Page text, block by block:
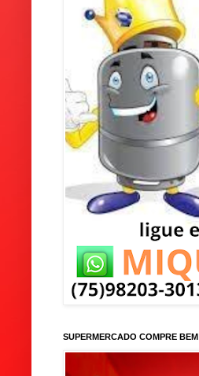
SUPERMERCADO COMPRE BEM